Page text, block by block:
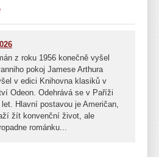
z roku 1956 konečně vyšel
pokoj Jamese Arthura
v edici Knihovna klasiků v
Odeon. Odehrává se v Paříži
Hlavní postavou je Američan,
žít konvenční život, ale
románku...